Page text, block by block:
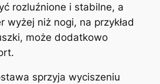
rozluźnione i stabilne, a
wyżej niż nogi, na przykład
może dodatkowo
sprzyja wyciszeniu